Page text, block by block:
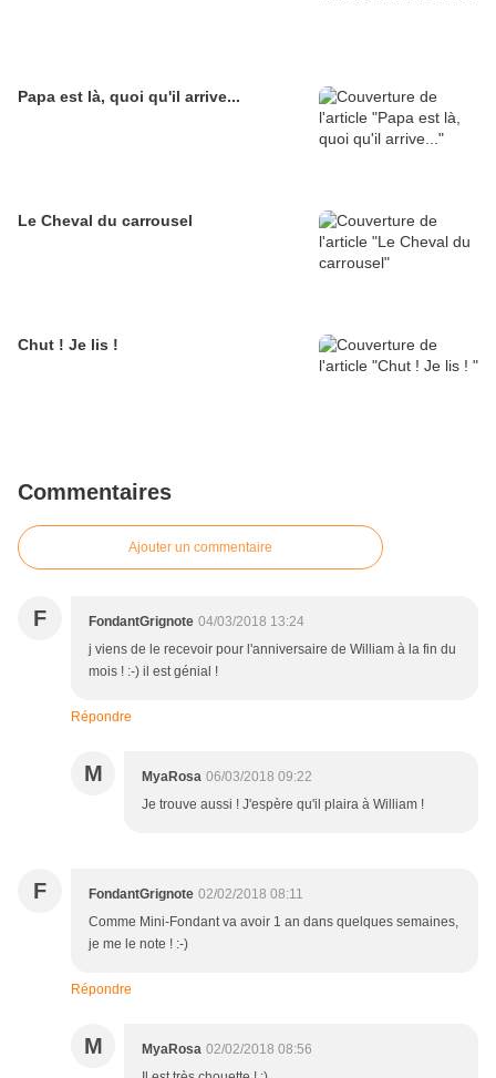
Papa est là, quoi qu'il arrive...
Le Cheval du carrousel
Chut ! Je lis !
Commentaires
Ajouter un commentaire
F FondantGrignote 04/03/2018 13:24
j viens de le recevoir pour l'anniversaire de William à la fin du
mois ! :-) il est génial !
Répondre
M MyaRosa 06/03/2018 09:22
Je trouve aussi ! J'espère qu'il plaira à William !
F FondantGrignote 02/02/2018 08:11
Comme Mini-Fondant va avoir 1 an dans quelques semaines,
je me le note ! :-)
Répondre
M MyaRosa 02/02/2018 08:56